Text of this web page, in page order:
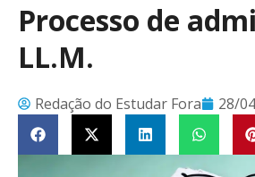
Processo de
LL.M.
Redação do Estudar Fora 28/